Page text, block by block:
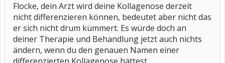
Flocke, dein Arzt wird deine Kollagenose derzeit
nicht differenzieren können, bedeutet aber nicht das
er sich nicht drum kümmert. Es würde doch an
deiner Therapie und Behandlung jetzt auch nichts
ändern, wenn du den genauen Namen einer